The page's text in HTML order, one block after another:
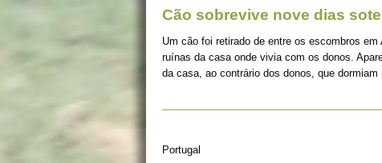
Cão sobrevive nove dias
Um cão foi retirado de entre os escombros
ruínas da casa onde vivia com os donos.
da casa, ao contrário dos donos, que dormiam
Portugal